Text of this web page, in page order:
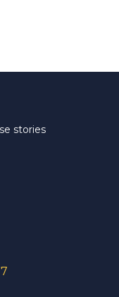
stories